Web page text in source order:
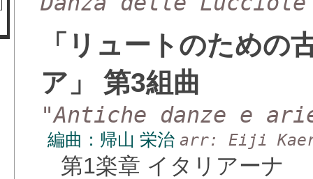
「リュートのための
ア」 第3組曲
"Antiche danze e
編曲：帰山 栄治 arr: Eiji
第1楽章 イタリアーナ